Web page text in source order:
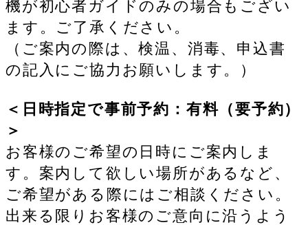
機が初心者ガイドのみの場合もござい
ます。ご了承ください。
（ご案内の際は、検温、消毒、申込書
の記入にご協力お願いします。）
＜日時指定で事前予約：有料（要予約）
＞
お客様のご希望の日時にご案内しま
す。案内して欲しい場所があるなど、
ご希望がある際にはご相談ください。
出来る限りお客様のご意向に沿うよう